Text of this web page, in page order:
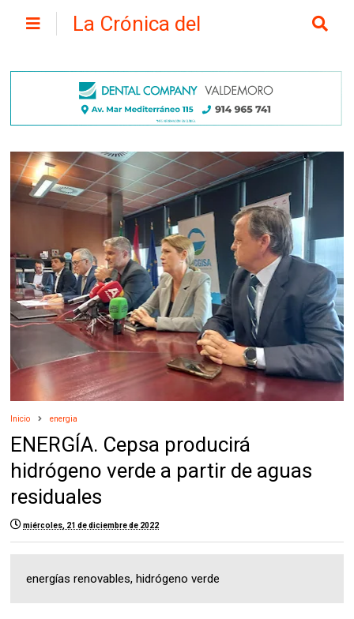
La Crónica del
Inicio energia
ENERGÍA. Cepsa producirá
hidrógeno verde a partir de aguas
residuales
miércoles, 21 de diciembre de 2022
energías renovables, hidrógeno verde